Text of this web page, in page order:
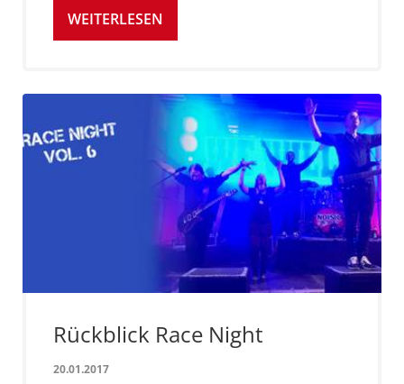
WEITERLESEN
Rückblick Race Night
20.01.2017